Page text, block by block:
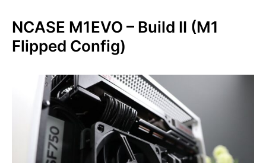
NCASE M1EVO – Build II (M1
Flipped Config)